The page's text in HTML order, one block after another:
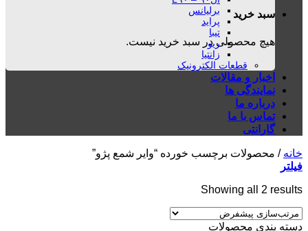
سبد خرید
هیچ محصولی در سبد خرید نیست.
برلیانس
پراید
تیبا
ریو
زانتیا
قطعات الکترونیک
اخبار و مقالات
نمایندگی ها
درباره ما
تماس با ما
گارانتی
خانه / محصولات برچسب خورده “وایر شمع پژو”
فیلتر
Showing all 2 results
دسته بندی محصولات